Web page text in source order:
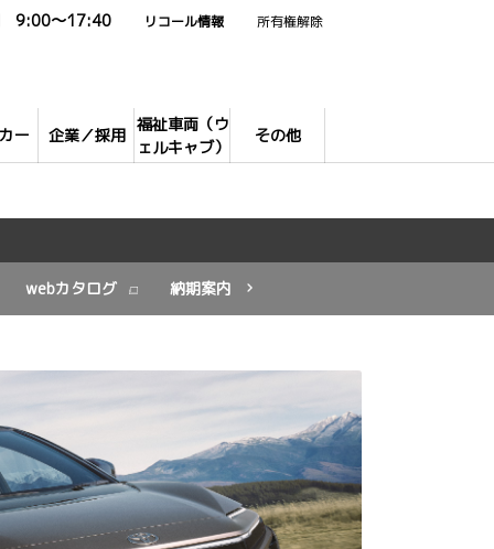
ー 企業／採用
福祉車両（ウ
ェルキャブ）
その他
9:00～17:40 リコール情報 所有権解除
webカタログ 納期案内